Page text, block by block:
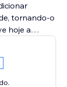
tornando-o
hoje a
todos os
CMS. O
aqui.